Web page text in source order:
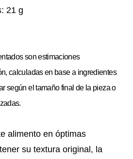
21 g
son estimaciones
calculadas en base a ingredientes
según el tamaño final de la pieza o
alimento en óptimas
su textura original, la